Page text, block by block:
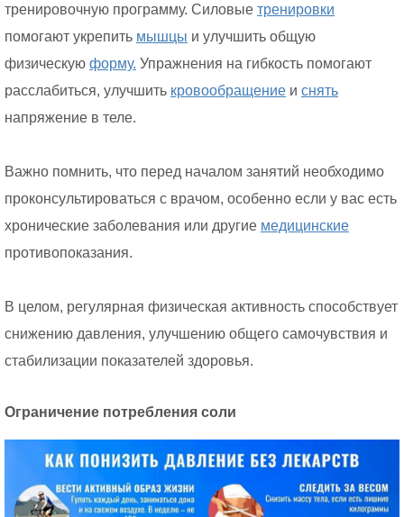
тренировочную программу. Силовые тренировки
помогают укрепить мышцы и улучшить общую
физическую форму. Упражнения на гибкость помогают
расслабиться, улучшить кровообращение и снять
напряжение в теле.
Важно помнить, что перед началом занятий необходимо
проконсультироваться с врачом, особенно если у вас есть
хронические заболевания или другие медицинские
противопоказания.
В целом, регулярная физическая активность способствует
снижению давления, улучшению общего самочувствия и
стабилизации показателей здоровья.
Ограничение потребления соли